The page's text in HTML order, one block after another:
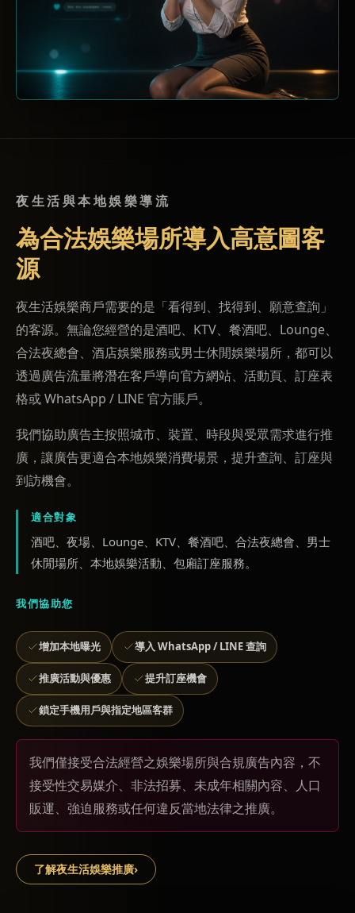
夜生活與本地娛樂導流
為合法娛樂場所導入高意圖客
源
夜生活娛樂商戶需要的是「看得到、找得到、願意查詢」
的客源。無論您經營的是酒吧、KTV、餐酒吧、Lounge、
合法夜總會、酒店娛樂服務或男士休閒娛樂場所，都可以
透過廣告流量將潛在客戶導向官方網站、活動頁、訂座表
格或 WhatsApp / LINE 官方賬戶。
我們協助廣告主按照城市、裝置、時段與受眾需求進行推
廣，讓廣告更適合本地娛樂消費場景，提升查詢、訂座與
到訪機會。
適合對象
酒吧、夜場、Lounge、KTV、餐酒吧、合法夜總會、男士
休閒場所、本地娛樂活動、包廂訂座服務。
我們協助您
增加本地曝光 導入 WhatsApp / LINE 查詢
推廣活動與優惠 提升訂座機會
鎖定手機用戶與指定地區客群
我們僅接受合法經營之娛樂場所與合規廣告內容，不
接受性交易媒介、非法招募、未成年相關內容、人口
販運、強迫服務或任何違反當地法律之推廣。
了解夜生活娛樂推廣›